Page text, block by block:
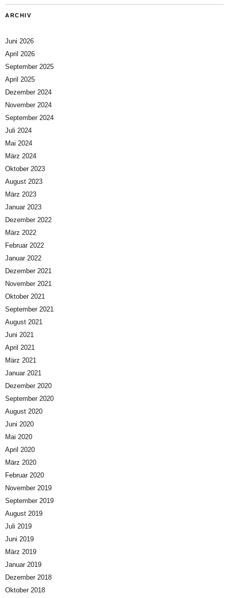
ARCHIV
Juni 2026
April 2026
September 2025
April 2025
Dezember 2024
November 2024
September 2024
Juli 2024
Mai 2024
März 2024
Oktober 2023
August 2023
März 2023
Januar 2023
Dezember 2022
März 2022
Februar 2022
Januar 2022
Dezember 2021
November 2021
Oktober 2021
September 2021
August 2021
Juni 2021
April 2021
März 2021
Januar 2021
Dezember 2020
September 2020
August 2020
Juni 2020
Mai 2020
April 2020
März 2020
Februar 2020
November 2019
September 2019
August 2019
Juli 2019
Juni 2019
März 2019
Januar 2019
Dezember 2018
Oktober 2018